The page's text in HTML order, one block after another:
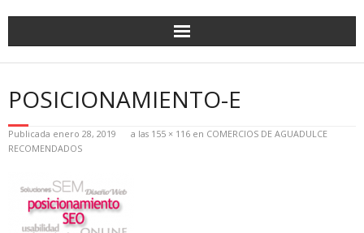
POSICIONAMIENTO-E
Publicada enero 28, 2019 a las 155 × 116 en COMERCIOS DE AGUADULCE
RECOMENDADOS